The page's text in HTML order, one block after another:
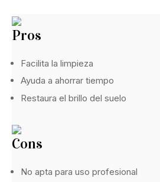
Pros
Facilita la limpieza
Ayuda a ahorrar tiempo
Restaura el brillo del suelo
Cons
No apta para uso profesional